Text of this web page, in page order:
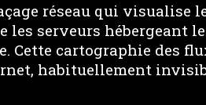
réseau qui visualise
serveurs hébergeant
Cette cartographie des
habituellement